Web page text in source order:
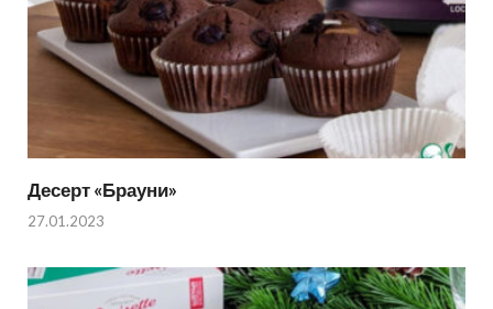
Десерт «Брауни»
27.01.2023